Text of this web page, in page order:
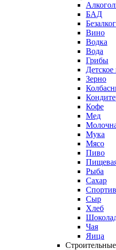
БАД
Вино
Водка
Вода
Грибы
Зерно
Кофе
Мед
Мука
Мясо
Пиво
Рыба
Сахар
Сыр
Хлеб
Чая
Яица